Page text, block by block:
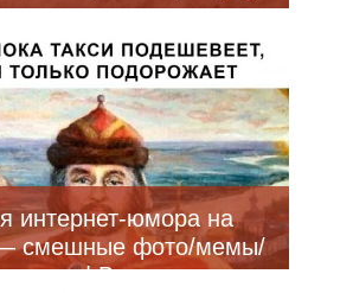
интернет-юмора на
смешные фото/мемы/
| Bugaga